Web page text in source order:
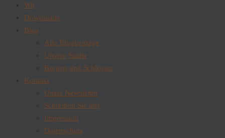
Wir
Downloads
Blog
Alle Blogbeiträge
Unsere Städte
Burgen und Schlösser
Kontakt
Unser Newsletter
Schreiben Sie uns
Impressum
Datenschutz